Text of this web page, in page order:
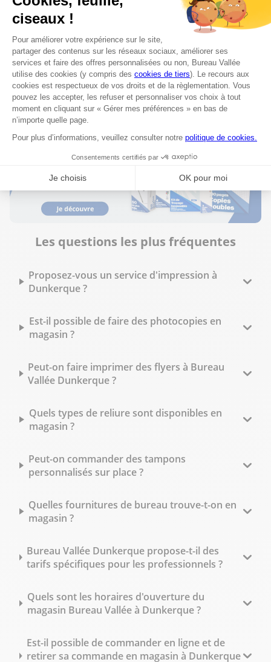
9
72.77 km
Bureau Vallée Liévin
62800 Liévin
Fermé aujourd'hui
03 59 61 77 38
Voir plus
Les questions les plus fréquentes
Proposez-vous un service d'impression à
Dunkerque ?
Est-il possible de faire des photocopies en
magasin ?
Peut-on faire imprimer des flyers à Bureau
Vallée Dunkerque ?
Quels types de reliure sont disponibles en
magasin ?
Peut-on commander des tampons
personnalisés sur place ?
Quelles fournitures de bureau trouve-t-on en
magasin ?
Bureau Vallée Dunkerque propose-t-il des
tarifs spécifiques pour les professionnels ?
Quels sont les horaires d'ouverture du
magasin Bureau Vallée à Dunkerque ?
Est-il possible de commander en ligne et de
retirer sa commande en magasin à Dunkerque